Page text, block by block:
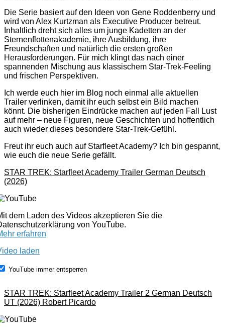
Die Serie basiert auf den Ideen von Gene Roddenberry und
wird von Alex Kurtzman als Executive Producer betreut.
Inhaltlich dreht sich alles um junge Kadetten an der
Sternenflottenakademie, ihre Ausbildung, ihre
Freundschaften und natürlich die ersten großen
Herausforderungen. Für mich klingt das nach einer
spannenden Mischung aus klassischem Star-Trek-Feeling
und frischen Perspektiven.
Ich werde euch hier im Blog noch einmal alle aktuellen
Trailer verlinken, damit ihr euch selbst ein Bild machen
könnt. Die bisherigen Eindrücke machen auf jeden Fall Lust
auf mehr – neue Figuren, neue Geschichten und hoffentlich
auch wieder dieses besondere Star-Trek-Gefühl.
Freut ihr euch auch auf Starfleet Academy? Ich bin gespannt,
wie euch die neue Serie gefällt.
STAR TREK: Starfleet Academy Trailer German Deutsch
(2026)
dem Laden des Videos akzeptieren Sie die
von YouTube.
erfahren
laden
YouTube immer entsperren
STAR TREK: Starfleet Academy Trailer 2 German Deutsch
UT (2026) Robert Picardo